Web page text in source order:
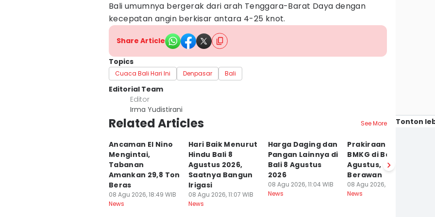
Bali umumnya bergerak dari arah Tenggara-Barat Daya dengan
kecepatan angin berkisar antara 4-25 knot.
Share Article
Topics
Cuaca Bali Hari Ini Denpasar Bali
Editorial Team
Editor
Irma Yudistirani
Related Articles See More
Ancaman El Nino
Mengintai,
Tabanan
Amankan 29,8 Ton
Beras
08 Agu 2026, 18:49 WIB
News
Hari Baik Menurut
Hindu Bali 8
Agustus 2026,
Saatnya Bangun
Irigasi
08 Agu 2026, 11:07 WIB
News
Harga Daging dan
Pangan Lainnya di
Bali 8 Agustus
2026
08 Agu 2026, 11:04 WIB
News
Prakiraan Cuaca
BMKG di Bali 8
Agustus, Cerah
Berawan
08 Agu 2026, 09:32 WIB
News
Tonton